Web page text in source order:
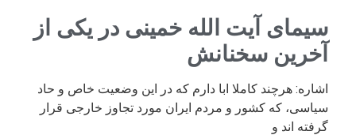
سیمای آیت الله خمینی در یکی از
آخرین سخنانش
اشاره: هرچند کاملا ابا دارم که در این وضعیت خاص و حاد
سیاسی، که کشور و مردم ایران مورد تجاوز خارجی قرار
گرفته اند و